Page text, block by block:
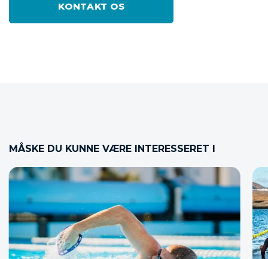
KONTAKT OS
MÅSKE DU KUNNE VÆRE INTERESSERET I